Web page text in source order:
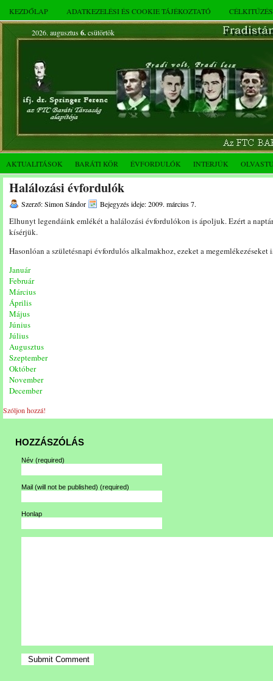
KEZDŐLAP ADATKEZELÉSI ÉS COOKIE TÁJÉKOZTATÓ
2026. augusztus 6.csütörtök
AKTUALITÁSOK BARÁTI KÖR ÉVFORDULÓK INTERJÚK
Halálozási évfordulók
Szerző: Simon Sándor Bejegyzés ideje: 2009. március 7.
Elhunyt legendáink emlékét a halálozási évfordulókon is ápoljuk. Ezért a
kísérjük.
Hasonlóan a születésnapi évfordulós alkalmakhoz, ezeket a
Január
Február
Március
Április
Május
Június
Július
Augusztus
Szeptember
Október
November
December
Szóljon hozzá!
HOZZÁSZÓLÁS
Név (required)
Mail (will not be published) (required)
Honlap